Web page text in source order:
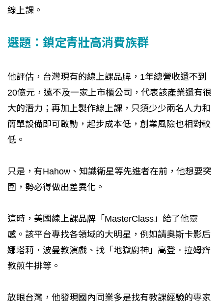
線上課。
選題：鎖定青壯高消費族群
他評估，台灣現有的線上課品牌，1年總營收還不到
20億元，遠不及一家上市櫃公司，代表該產業還有很
大的潛力；再加上製作線上課，只須少少兩名人力和
簡單設備即可啟動，起步成本低，創業風險也相對較
低。
只是，有Hahow、知識衛星等先進者在前，他想要突
圍，勢必得做出差異化。
這時，美國線上課品牌「MasterClass」給了他靈
感。該平台專找各領域的大明星，例如請奧斯卡影后
娜塔莉．波曼教演戲、找「地獄廚神」高登．拉姆齊
教煎牛排等。
放眼台灣，他發現國內同業多是找有教課經驗的專家